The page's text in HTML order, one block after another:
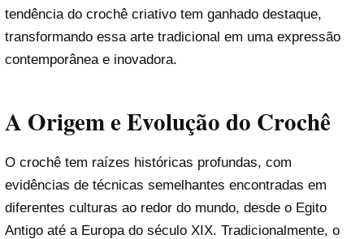
tendência do crochê criativo tem ganhado destaque,
transformando essa arte tradicional em uma expressão
contemporânea e inovadora.
A Origem e Evolução do Crochê
O crochê tem raízes históricas profundas, com
evidências de técnicas semelhantes encontradas em
diferentes culturas ao redor do mundo, desde o Egito
Antigo até a Europa do século XIX. Tradicionalmente, o